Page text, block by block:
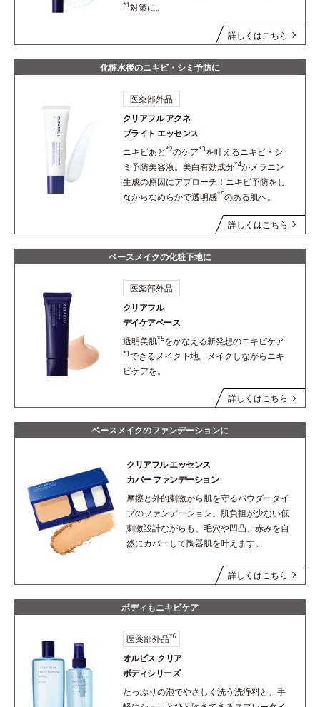
*1対策に。
詳しくはこちら
化粧水後のニキビ・シミ予防に
医薬部外品
クリアフル アクネ
ブライト エッセンス
ニキビあと *2のケア*3を叶えるニキビ・シ
ミ予防美容液。美白有効成分*4がメラニン
生成の原因にアプローチ！ニキビ予防をし
ながらなめらかで透明感*5のある肌へ。
詳しくはこちら
ベースメイクの化粧下地に
医薬部外品
クリアフル
デイケアベース
透明美肌*5をかなえる新発想のニキビケア
*1できるメイク下地。メイクしながらニキ
ビケアを。
詳しくはこちら
ベースメイクのファンデーションに
クリアフル エッセンス
カバー ファンデーション
摩擦と外的刺激から肌を守るパウダータイ
プのファンデーション。肌負担が少ない低
刺激設計ながらも、毛穴や凹凸、赤みを自
然にカバーして陶器肌を叶えます。
詳しくはこちら
ボディもニキビケア
医薬部外品*6
オルビス クリア
ボディシリーズ
たっぷりの泡でやさしく洗う洗浄料と、手